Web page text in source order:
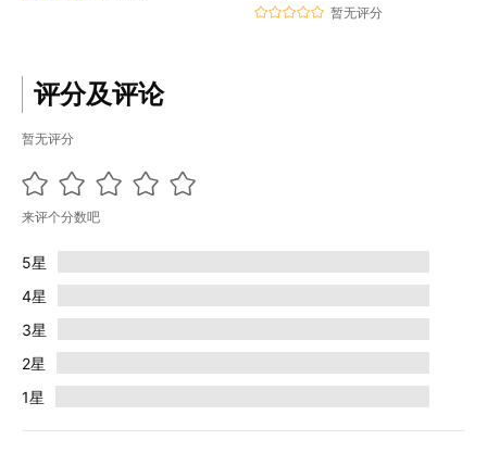
暂无评分
评分及评论
暂无评分
来评个分数吧
5星
4星
3星
2星
1星